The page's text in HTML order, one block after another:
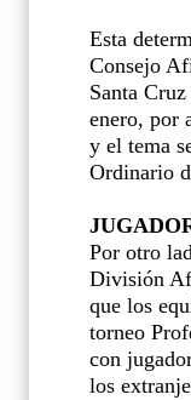
Esta
Consejo
Santa
enero, por
y el tema
Ordinario
Por otro
División
que los
torneo
con
los